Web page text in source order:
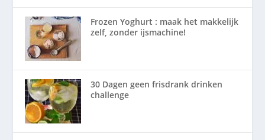
Frozen Yoghurt : maak het makkelijk
zelf, zonder ijsmachine!
30 Dagen geen frisdrank drinken
challenge